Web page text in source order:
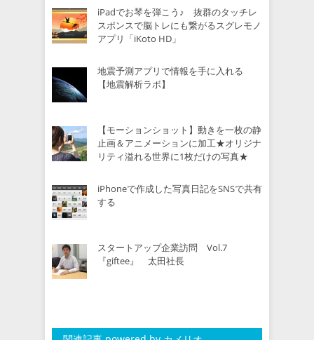
iPadでお琴を弾こう♪ 抜群のタッチレ
スポンスで脳トレにも繋がるスグレモノ
アプリ「iKoto HD」
地震予測アプリで情報を手に入れる
【地震解析ラボ】
【モーションショット】動きを一枚の静
止画＆アニメーションに加工★オリジナ
リティ溢れる世界に1枚だけの写真★
iPhoneで作成した写真日記をSNSで共有
する
スタートアップ企業訪問 Vol.7
『giftee』 太田社長